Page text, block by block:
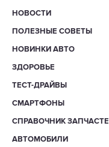
НОВОСТИ
ПОЛЕЗНЫЕ СОВЕТЫ
НОВИНКИ АВТО
ЗДОРОВЬЕ
ТЕСТ-ДРАЙВЫ
СМАРТФОНЫ
СПРАВОЧНИК
АВТОМОБИЛИ